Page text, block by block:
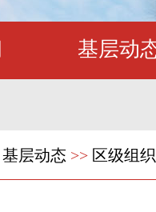
基层动
基层动态 >> 区级组织